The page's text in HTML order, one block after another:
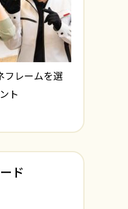
フレームを選
ト
ド